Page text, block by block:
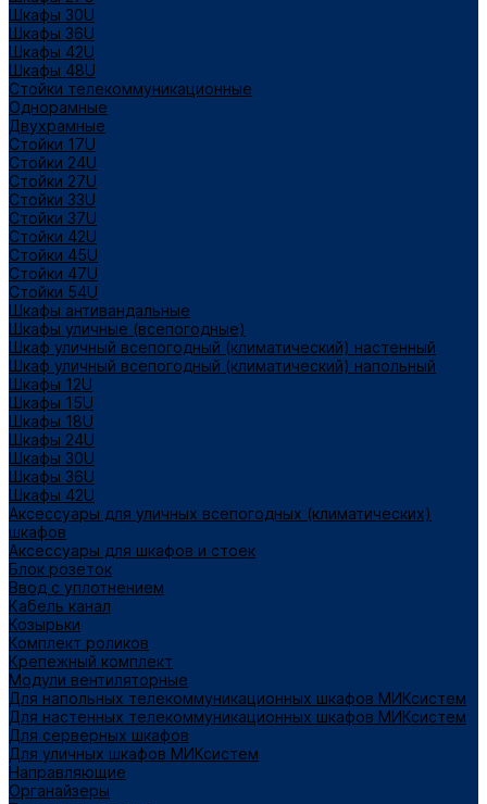
Шкафы 30U
Шкафы 36U
Шкафы 42U
Шкафы 48U
Стойки телекоммуникационные
Однорамные
Двухрамные
Стойки 17U
Стойки 24U
Стойки 27U
Стойки 33U
Стойки 37U
Стойки 42U
Стойки 45U
Стойки 47U
Стойки 54U
Шкафы антивандальные
Шкафы уличные (всепогодные)
Шкаф уличный всепогодный (климатический) настенный
Шкаф уличный всепогодный (климатический) напольный
Шкафы 12U
Шкафы 15U
Шкафы 18U
Шкафы 24U
Шкафы 30U
Шкафы 36U
Шкафы 42U
Аксессуары для уличных всепогодных (климатических)
шкафов
Аксессуары для шкафов и стоек
Блок розеток
Ввод с уплотнением
Кабель канал
Козырьки
Комплект роликов
Крепежный комплект
Модули вентиляторные
Для напольных телекоммуникационных шкафов МИКсистем
Для настенных телекоммуникационных шкафов МИКсистем
Для серверных шкафов
Для уличных шкафов МИКсистем
Направляющие
Органайзеры